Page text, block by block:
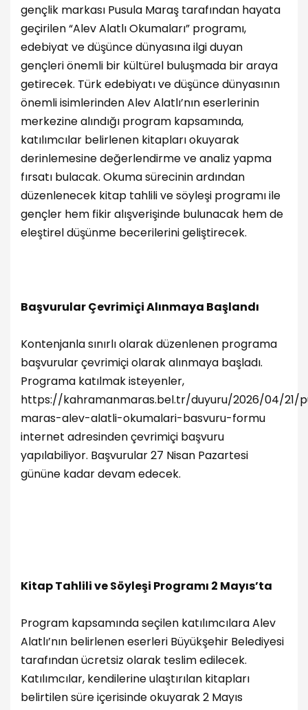
gençlik markası Pusula Maraş tarafından hayata
geçirilen “Alev Alatlı Okumaları” programı,
edebiyat ve düşünce dünyasına ilgi duyan
gençleri önemli bir kültürel buluşmada bir araya
getirecek. Türk edebiyatı ve düşünce dünyasının
önemli isimlerinden Alev Alatlı’nın eserlerinin
merkezine alındığı program kapsamında,
katılımcılar belirlenen kitapları okuyarak
derinlemesine değerlendirme ve analiz yapma
fırsatı bulacak. Okuma sürecinin ardından
düzenlenecek kitap tahlili ve söyleşi programı ile
gençler hem fikir alışverişinde bulunacak hem de
eleştirel düşünme becerilerini geliştirecek.
Başvurular Çevrimiçi Alınmaya Başlandı
Kontenjanla sınırlı olarak düzenlenen programa
başvurular çevrimiçi olarak alınmaya başladı.
Programa katılmak isteyenler,
https://kahramanmaras.bel.tr/duyuru/2026/04/21/
maras-alev-alatli-okumalari-basvuru-formu
internet adresinden çevrimiçi başvuru
yapılabiliyor. Başvurular 27 Nisan Pazartesi
gününe kadar devam edecek.
Kitap Tahlili ve Söyleşi Programı 2 Mayıs’ta
Program kapsamında seçilen katılımcılara Alev
Alatlı’nın belirlenen eserleri Büyükşehir Belediyesi
tarafından ücretsiz olarak teslim edilecek.
Katılımcılar, kendilerine ulaştırılan kitapları
belirtilen süre içerisinde okuyarak 2 Mayıs